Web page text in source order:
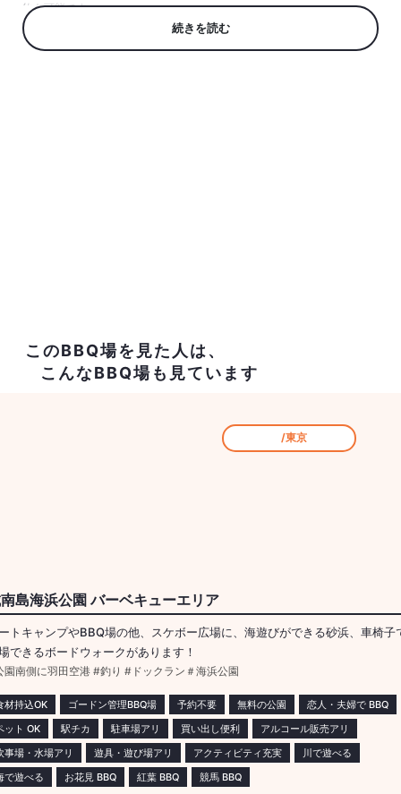
約も可能です。
続きを読む
このBBQ場を見た人は、
こんなBBQ場も見ています
/東京
島海浜公園 バーベキューエリア
トキャンプやBBQ場の他、スケボー広場に、海遊びができる砂浜、車椅子
できるボードウォークがあります！
園南側に羽田空港 #釣り #ドックラン＃海浜公園
材持込OK ゴードン管理BBQ場 予約不要 無料の公園
恋人・夫婦で BBQ
ット OK
駅チカ 駐車場アリ 買い出し便利
アルコール販売アリ
事場・水場アリ
遊具・遊び場アリ アクティビティ充実
川で遊べる
で遊べる
お花見 BBQ 紅葉 BBQ 競馬 BBQ